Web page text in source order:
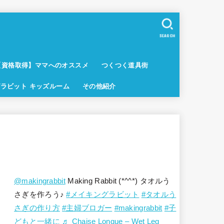
資格取得】ママへのオススメ つくつく道具街
ビット キッズルーム その他紹介
SEARCH
@makingrabbitMaking Rabbit (*^^*) タオルう
さぎを作ろう♪#メイキングラビット #タオルう
さぎの作り方 #主婦ブロガー #makingrabbit #子
どもと一緒に ♬ Chaise Longue – Wet Leg